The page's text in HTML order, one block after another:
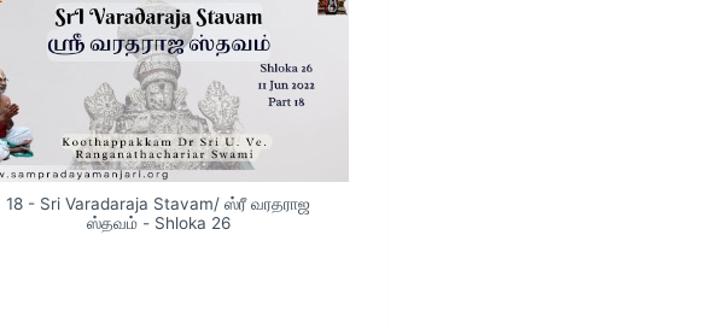
18 - Sri Varadaraja Stavam/ ஸ்ரீ வரதராஜ
ஸ்தவம் - Shloka 26